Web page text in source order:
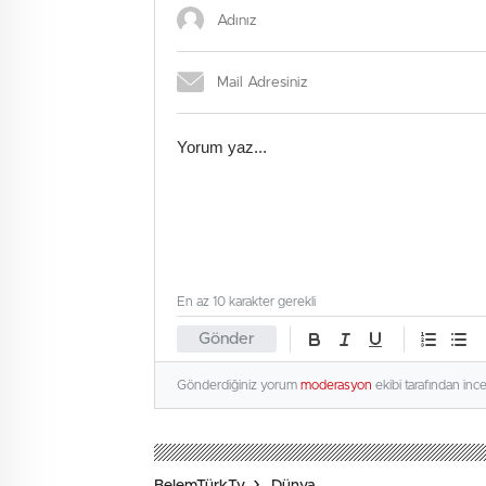
Gönder
En az 10 karakter gerekli
Gönderdiğiniz yorum moderasyon ekibi tarafından